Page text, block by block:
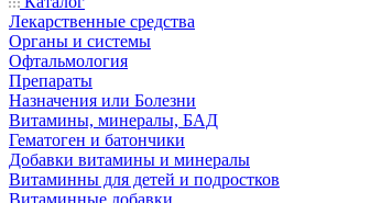
Лекарственные средства
Органы и системы
Офтальмология
Препараты
Назначения или Болезни
Витамины, минералы, БАД
Гематоген и батончики
Добавки витамины и минералы
Витаминны для детей и подростков
Витаминные добавки